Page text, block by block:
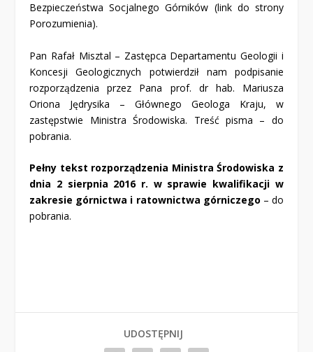
Bezpieczeństwa Socjalnego Górników (link do strony
Porozumienia).
Pan Rafał Misztal – Zastępca Departamentu Geologii i
Koncesji Geologicznych potwierdził nam podpisanie
rozporządzenia przez Pana prof. dr hab. Mariusza
Oriona Jędrysika – Głównego Geologa Kraju, w
zastępstwie Ministra Środowiska. Treść pisma – do
pobrania.
Pełny tekst rozporządzenia Ministra Środowiska z
dnia 2 sierpnia 2016 r. w sprawie kwalifikacji w
zakresie górnictwa i ratownictwa górniczego – do
pobrania.
UDOSTĘPNIJ